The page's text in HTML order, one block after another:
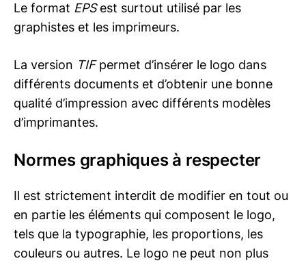
Le format EPSest surtout utilisé par les
graphistes et les imprimeurs.
La version TIFpermet d’insérer le logo dans
différents documents et d’obtenir une bonne
qualité d’impression avec différents modèles
d’imprimantes.
Normes graphiques à respecter
Il est strictement interdit de modifier en tout ou
en partie les éléments qui composent le logo,
tels que la typographie, les proportions, les
couleurs ou autres. Le logo ne peut non plus